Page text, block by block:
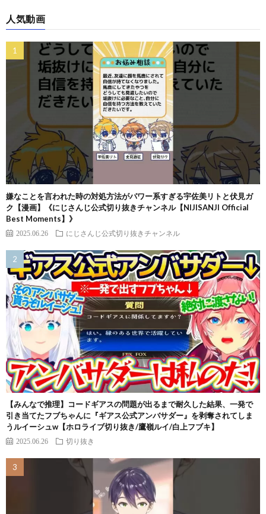
人気動画
嫌なことを言われた時の対処方法がパワー系すぎる宇佐美リトと伏見ガ
ク【漫画】《にじさんじ公式切り抜きチャンネル【NIJISANJI Official
Best Moments】》
2025.06.26 にじさんじ公式切り抜きチャンネル
【みんなで推理】コードギアスの問題が出るまで耐久した結果、一発で
引き当てたフブちゃんに『ギアス公式アンバサダー』を剥奪されてしま
うルイーシュw【ホロライブ切り抜き/鷹嶺ルイ/白上フブキ】
2025.06.26 切り抜き